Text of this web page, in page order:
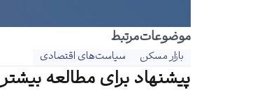
موضوعات‌‌مرتبط
بازار مسکن سیاست‌های اقتصادی
پیشنهاد برای مطالعه بیشتر